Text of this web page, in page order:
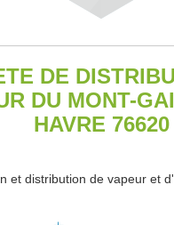
DE
DU MONT-
HAVRE 76620
et distribution de vapeur et